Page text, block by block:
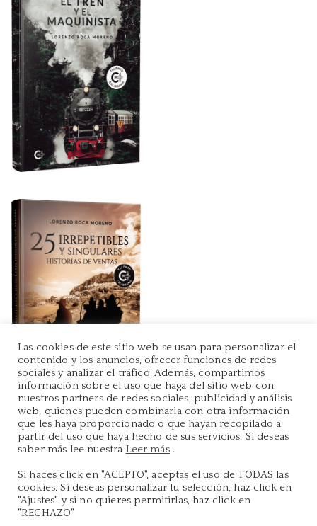
Copyright 2022 ©
Maniwy
Política de Privacidad|Política de Cookies
Las cookies de este sitio web se usan para personalizar el
contenido y los anuncios, ofrecer funciones de redes
sociales y analizar el tráfico. Además, compartimos
información sobre el uso que haga del sitio web con
nuestros partners de redes sociales, publicidad y análisis
web, quienes pueden combinarla con otra información
que les haya proporcionado o que hayan recopilado a
partir del uso que haya hecho de sus servicios. Si deseas
saber más lee nuestra Leer más.
Si haces click en "ACEPTO", aceptas el uso de TODAS las
cookies. Si deseas personalizar tu selección, haz click en
"Ajustes" y si no quieres permitirlas, haz click en
"RECHAZO"